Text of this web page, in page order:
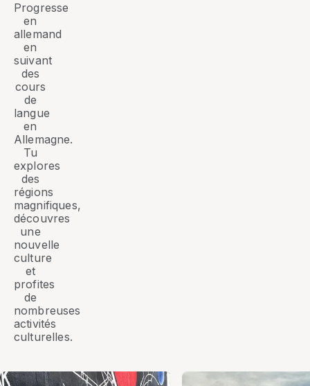
Progresse
en
allemand
en
suivant
des
cours
de
langue
en
Allemagne.
Tu
explores
des
régions
magnifiques,
découvres
une
nouvelle
culture
et
profites
de
nombreuses
activités
culturelles.